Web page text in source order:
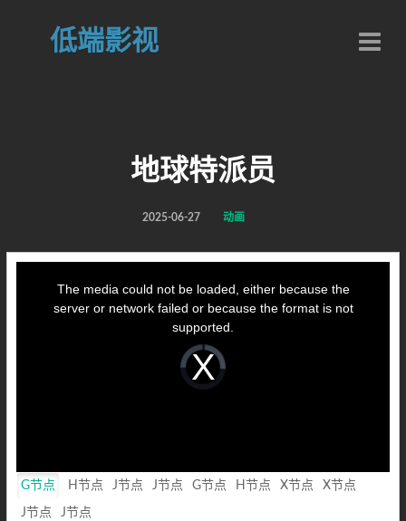
低端影视
地球特派员
2025-06-27 动画
Video
Player
loading.
The media could not be loaded, either because the
server or network failed or because the format is not
supported.
G节点 H节点 J节点 J节点 G节点 H节点 X节点 X节点
J节点 J节点